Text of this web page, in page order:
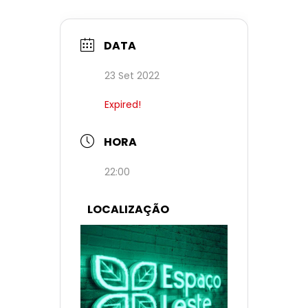
DATA
23 Set 2022
Expired!
HORA
22:00
LOCALIZAÇÃO